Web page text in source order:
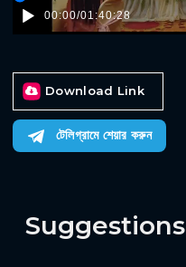
00:00/01:40:28
Download Link
টেলিগ্রামে শেয়ার করুন
Suggestions